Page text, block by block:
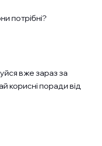
потрібні?
вже зараз за
корисні поради від